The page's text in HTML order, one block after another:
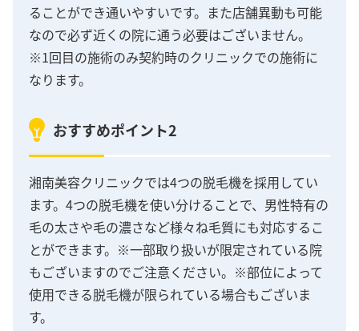
ることができ通いやすいです。また店舗異動も可能
なので必ず近くの院に通う必要はございません。
※1回目の施術のみ契約時のクリニックでの施術に
なります。
おすすめポイント2
湘南美容クリニックでは4つの脱毛機を採用してい
ます。4つの脱毛機を使い分けることで、男性特有の
毛の太さや毛の濃さなど様々ね毛質にも対応するこ
とができます。※一部取り扱いが限定されている院
もございますのでご注意ください。※部位によって
使用できる脱毛機が限られている場合もございま
す。